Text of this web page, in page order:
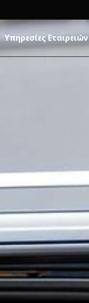
Υπηρεσίες Εταιρειών